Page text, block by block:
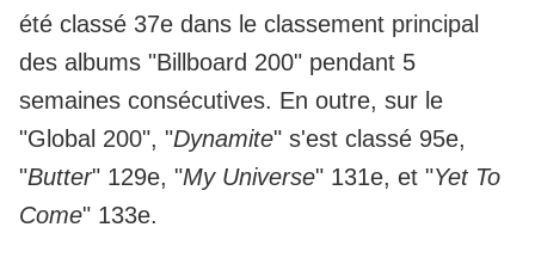
été classé 37e dans le classement principal
des albums "Billboard 200" pendant 5
semaines consécutives. En outre, sur le
"Global 200", "Dynamite" s'est classé 95e,
"Butter" 129e, "My Universe" 131e, et "Yet To
Come" 133e.